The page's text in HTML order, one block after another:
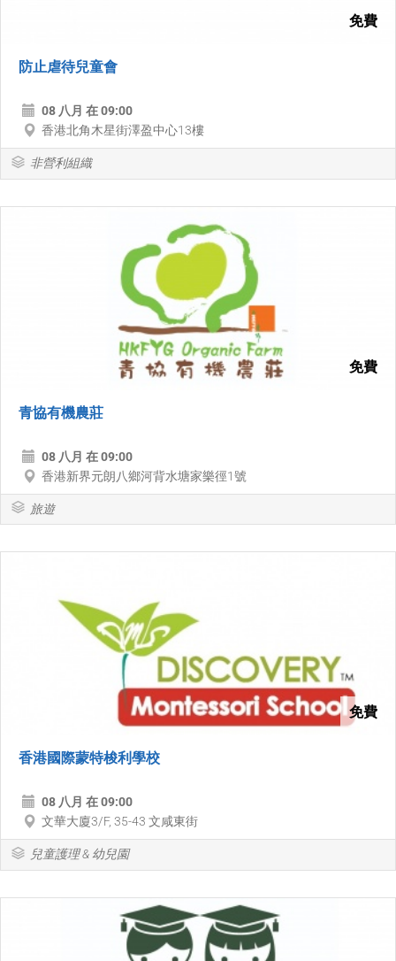
免費
防止虐待兒童會
08 八月 在 09:00
香港北角木星街澤盈中心13樓
非營利組織
免費
青協有機農莊
08 八月 在 09:00
香港新界元朗八鄉河背水塘家樂徑1號
旅遊
免費
香港國際蒙特梭利學校
08 八月 在 09:00
文華大廈3/F, 35-43 文咸東街
兒童護理 & 幼兒園